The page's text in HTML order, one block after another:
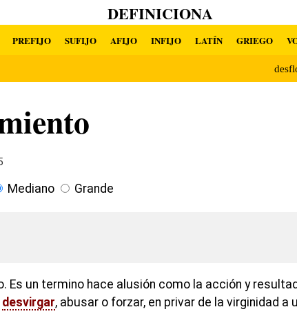
DEFINICIONA
PREFIJO SUFIJO AFIJO INFIJO LATÍN GRIEGO
Mediano Grande
Es un termino hace alusión como la acción y
desvirgar, abusar o forzar, en privar de la virginidad a